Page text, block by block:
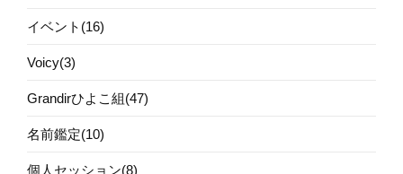
イベント(16)
Voicy(3)
Grandirひよこ組(47)
名前鑑定(10)
個人セッション(8)